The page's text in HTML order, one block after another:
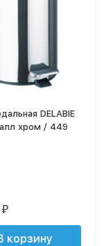
DELABIE
хром / 449
₽
корзину